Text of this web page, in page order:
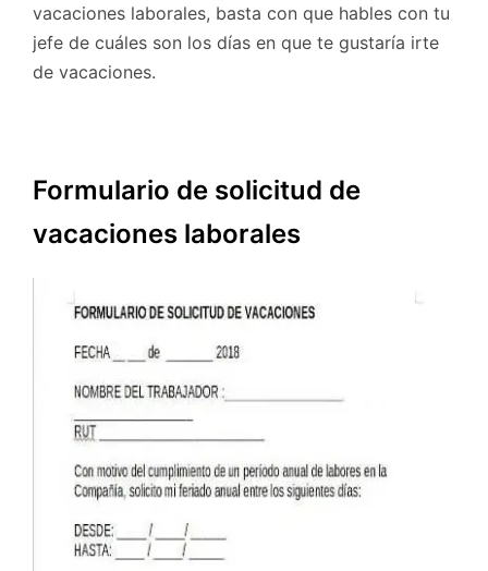
vacaciones laborales, basta con que hables con tu
jefe de cuáles son los días en que te gustaría irte
de vacaciones.
Formulario de solicitud de
vacaciones laborales